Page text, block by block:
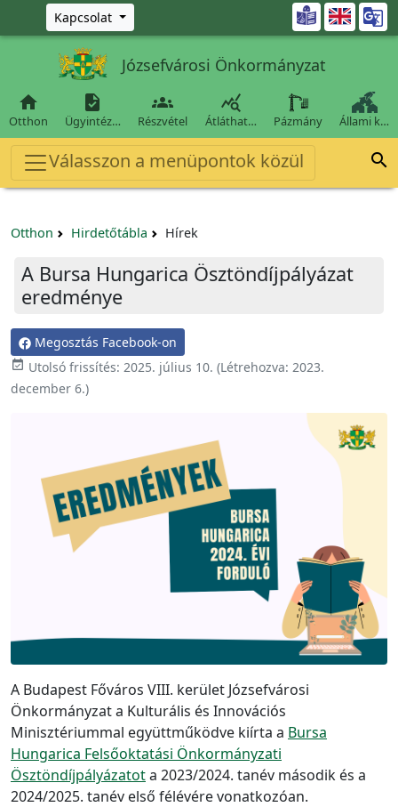
Ugrás a fő tartalomra
Kapcsolat 
Józsefvárosi Önkormányzat

Otthon

Ügyintéz…

Részvétel

Átláthat… Pázmány Állami k…
Válasszon a menüpontok közül 
Otthon Hirdetőtábla Hírek
A Bursa Hungarica Ösztöndíjpályázat
eredménye
Megosztás Facebook-on
 Utolsó frissítés: 2025. július 10. (Létrehozva: 2023.
december 6.)
A Budapest Főváros VIII. kerület Józsefvárosi
Önkormányzat a Kulturális és Innovációs
Minisztériummal együttműködve kiírta a Bursa
Hungarica Felsőoktatási Önkormányzati
Ösztöndíjpályázatota 2023/2024. tanév második és a
2024/2025. tanév első félévére vonatkozóan.